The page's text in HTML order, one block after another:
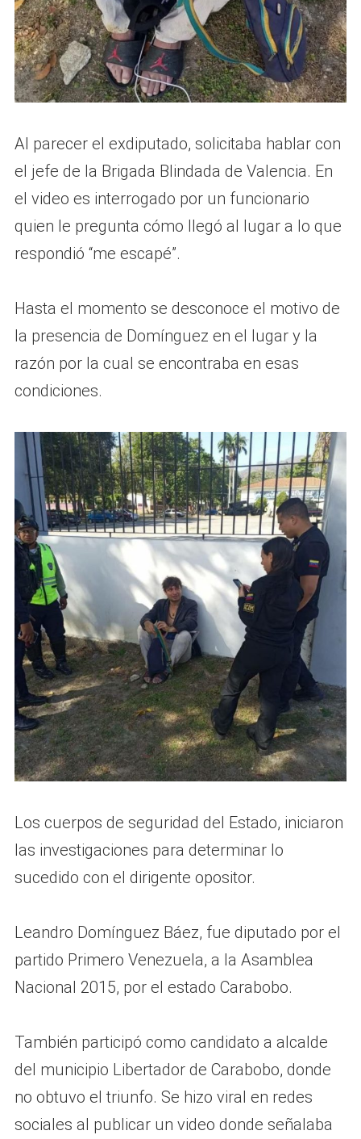
Al parecer el exdiputado, solicitaba hablar con
el jefe de la Brigada Blindada de Valencia. En
el video es interrogado por un funcionario
quien le pregunta cómo llegó al lugar a lo que
respondió “me escapé”.
Hasta el momento se desconoce el motivo de
la presencia de Domínguez en el lugar y la
razón por la cual se encontraba en esas
condiciones.
Los cuerpos de seguridad del Estado, iniciaron
las investigaciones para determinar lo
sucedido con el dirigente opositor.
Leandro Domínguez Báez, fue diputado por el
partido Primero Venezuela, a la Asamblea
Nacional 2015, por el estado Carabobo.
También participó como candidato a alcalde
del municipio Libertador de Carabobo, donde
no obtuvo el triunfo. Se hizo viral en redes
sociales al publicar un video donde señalaba